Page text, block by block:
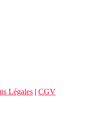
Légales | CGV